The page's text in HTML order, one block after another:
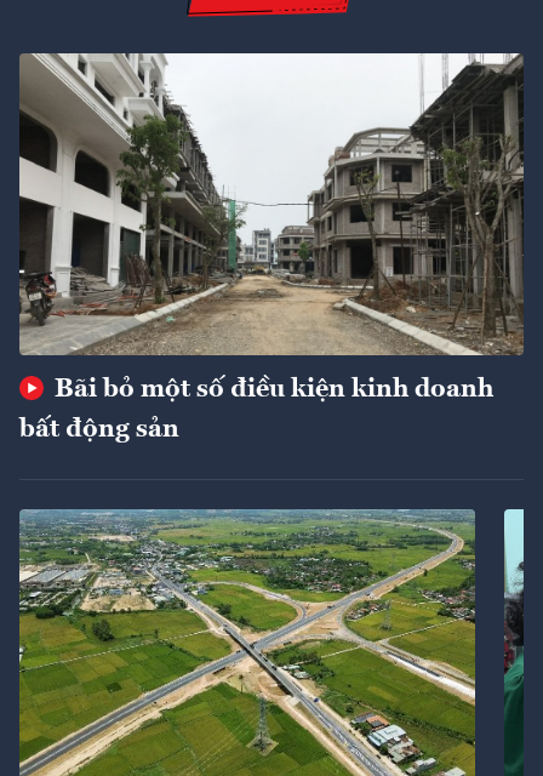
Bãi bỏ một số điều kiện kinh doanh
bất động sản